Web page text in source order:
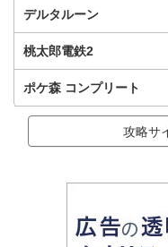
デルタルーン
桃太郎電鉄2
ポケ森 コンプリート
攻略サ